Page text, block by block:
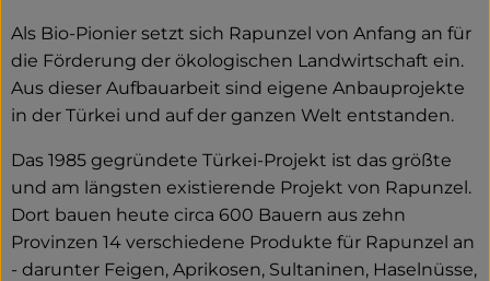
Als Bio-Pionier setzt sich Rapunzel von Anfang an für
die Förderung der ökologischen Landwirtschaft ein.
Aus dieser Aufbauarbeit sind eigene Anbauprojekte
in der Türkei und auf der ganzen Welt entstanden.
Das 1985 gegründete Türkei-Projekt ist das größte
und am längsten existierende Projekt von Rapunzel.
Dort bauen heute circa 600 Bauern aus zehn
Provinzen 14 verschiedene Produkte für Rapunzel an
- darunter Feigen, Aprikosen, Sultaninen, Haselnüsse,